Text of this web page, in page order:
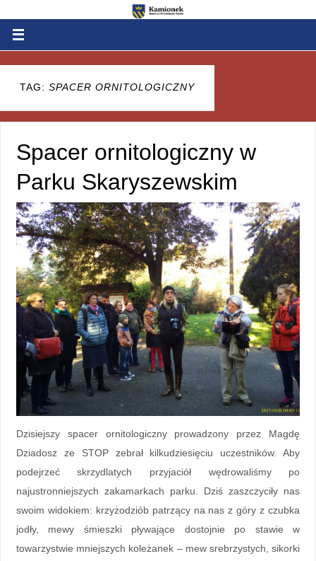
TAG: SPACER ORNITOLOGICZNY
Spacer ornitologiczny w
Parku Skaryszewskim
Dzisiejszy spacer ornitologiczny prowadzony przez Magdę
Dziadosz ze STOP zebrał kilkudziesięciu uczestników. Aby
podejrzeć skrzydlatych przyjaciół wędrowaliśmy po
najustronniejszych zakamarkach parku. Dziś zaszczyciły nas
swoim widokiem: krzyżodziób patrzący na nas z góry z czubka
jodły, mewy śmieszki pływające dostojnie po stawie w
towarzystwie mniejszych koleżanek – mew srebrzystych, sikorki